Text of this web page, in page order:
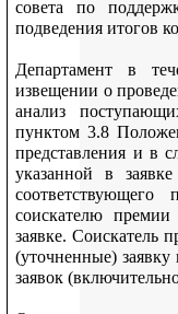
совета по
подведения итогов
Департамент в
извещении о
анализ
пунктом 3.8
представления и в
указанной в
соответствующего
соискателю
заявке. Соискатель
(уточненные)
заявок